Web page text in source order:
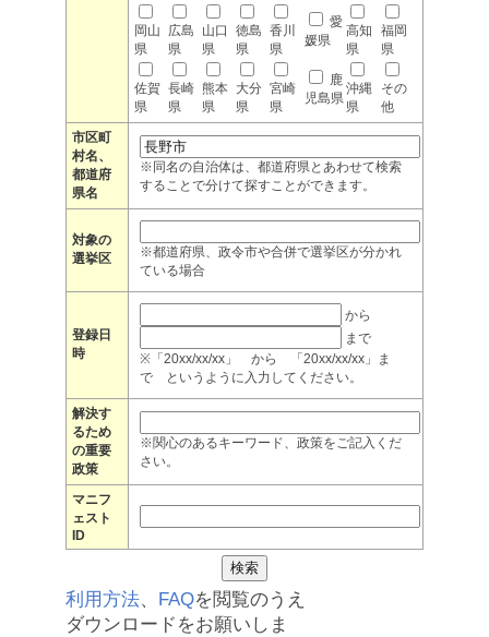
岡山
県
広島
県
山口
県
徳島
県
香川
県
愛
媛県
高知
県
福岡
県
佐賀
県
長崎
県
熊本
県
大分
県
宮崎
県
鹿
児島県
沖縄
県
その
他
市区町
村名、
都道府
県名
※同名の自治体は、都道府県とあわせて検索
することで分けて探すことができます。
対象の
選挙区
※都道府県、政令市や合併で選挙区が分かれ
ている場合
登録日
時
から
まで
※「20xx/xx/xx」 から 「20xx/xx/xx」ま
で というように入力してください。
解決す
るため
の重要
政策
※関心のあるキーワード、政策をご記入くだ
さい。
マニフ
ェスト
ID
利用方法、 FAQを閲覧のうえ
ダウンロードをお願いしま